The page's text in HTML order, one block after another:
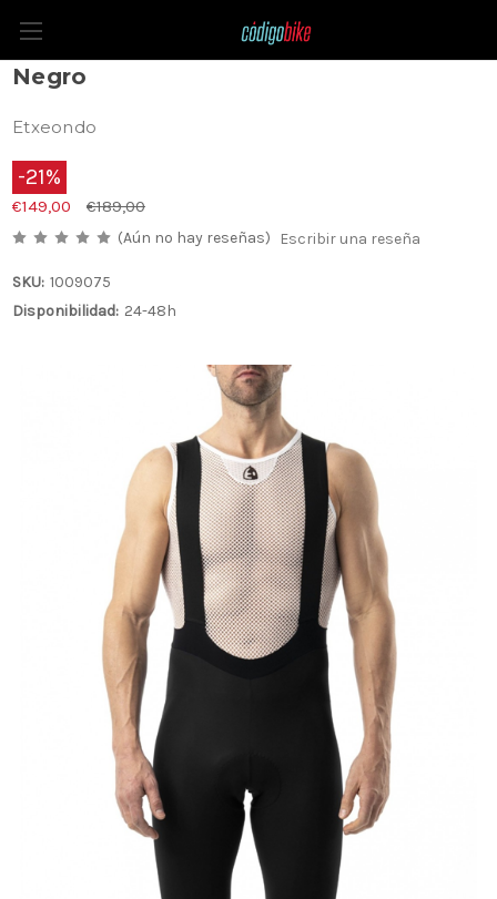
Etxeondo Culote Corto Orhi Classic
Negro
Etxeondo
-21%
€149,00 €189,00
(Aún no hay reseñas) Escribir una reseña
SKU: 1009075
Disponibilidad: 24-48h